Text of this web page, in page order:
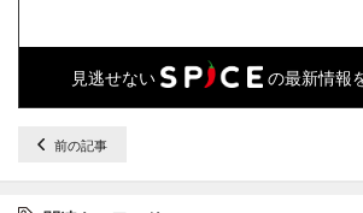
見逃せない の最新情報
前の記事